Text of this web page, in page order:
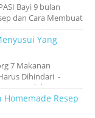
Bayi 9 bulan
dan Cara Membuat
Homemade – Kem...
Yang
7 Makanan
Dihindari -
penuh kasi...
Homemade Resep